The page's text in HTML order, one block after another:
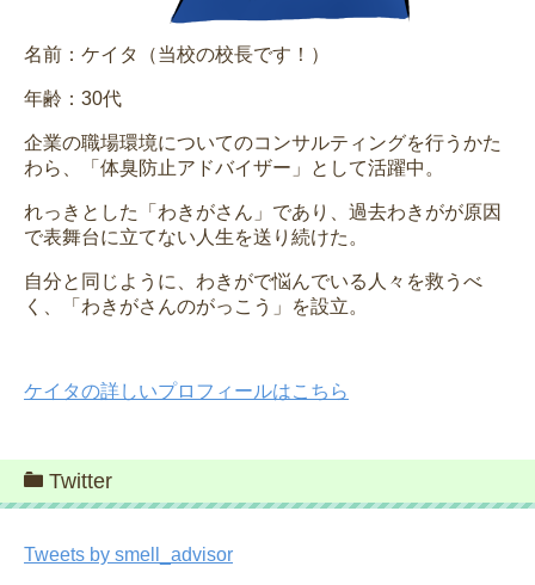
名前：ケイタ（当校の校長です！）
年齢：30代
企業の職場環境についてのコンサルティングを行うかた
わら、「体臭防止アドバイザー」として活躍中。
れっきとした「わきがさん」であり、過去わきがが原因
で表舞台に立てない人生を送り続けた。
自分と同じように、わきがで悩んでいる人々を救うべ
く、「わきがさんのがっこう」を設立。
ケイタの詳しいプロフィールはこちら
Twitter
Tweets by smell_advisor